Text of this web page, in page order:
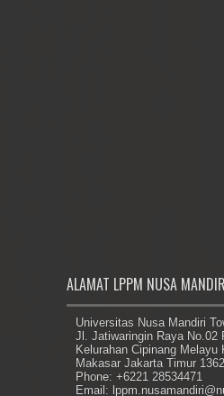
ALAMAT LPPM NUSA
Universitas Nusa Mandiri
Jl. Jatiwaringin Raya No.02
Kelurahan Cipinang Melayu
Makasar Jakarta Timur
Phone: +6221 28534471
Email: